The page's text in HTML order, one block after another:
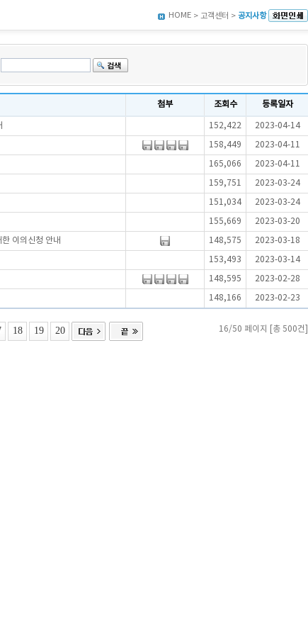
HOME > 고객센터 > 공지사항
첨부 조회수 등록일자
152,422 2023-04-14
158,449 2023-04-11
165,066 2023-04-11
159,751 2023-03-24
151,034 2023-03-24
155,669 2023-03-20
이의신청 안내 148,575 2023-03-18
153,493 2023-03-14
148,595 2023-02-28
148,166 2023-02-23
18 19 20 16/50 페이지 [총 500건]